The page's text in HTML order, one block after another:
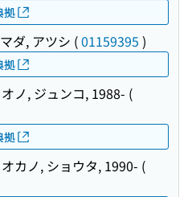
拠
ダ, アツシ (01159395 )
拠
オノ, ジュンコ, 1988- (
拠
オカノ, ショウタ, 1990- (